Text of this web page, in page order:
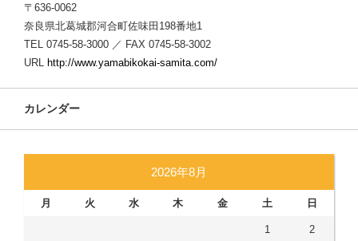
〒636-0062
奈良県北葛城郡河合町佐味田198番地1
TEL 0745-58-3000 ／ FAX 0745-58-3002
URL http://www.yamabikokai-samita.com/
カレンダー
2026年8月
月 火 水 木 金 土 日
1 2